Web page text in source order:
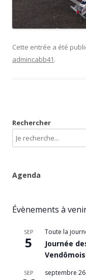
Cette entrée a été
admincabb41.
Rechercher
Agenda
Évènements à
SEP
5
Toute la
Journée
SEP septembre 26